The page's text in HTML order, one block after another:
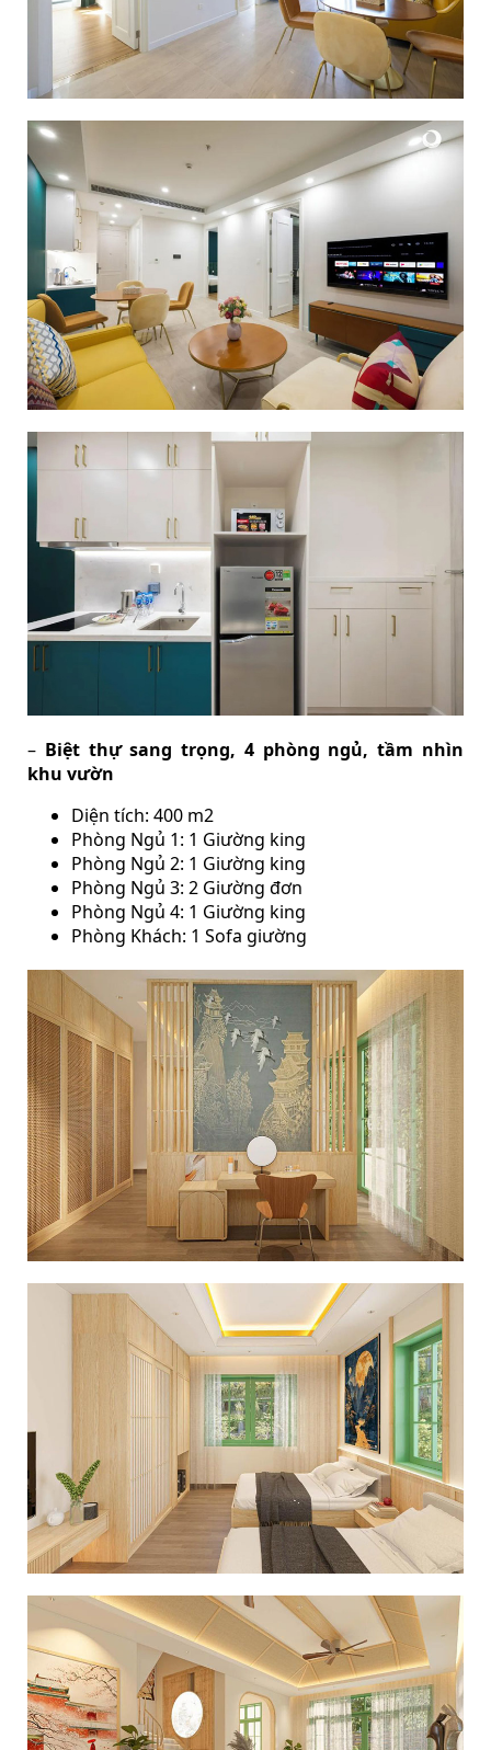
– Biệt thự sang trọng, 4 phòng ngủ, tầm nhìn
khu vườn
Diện tích: 400 m2
Phòng Ngủ 1: 1 Giường king
Phòng Ngủ 2: 1 Giường king
Phòng Ngủ 3: 2 Giường đơn
Phòng Ngủ 4: 1 Giường king
Phòng Khách: 1 Sofa giường